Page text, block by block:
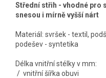
Střední střih - vhodné pro
snesou i mírně vyšší nárt
Materiál: svršek - textil,
podešev - syntetika
Délka vnitřní
/ vnitřní šířka obuvi